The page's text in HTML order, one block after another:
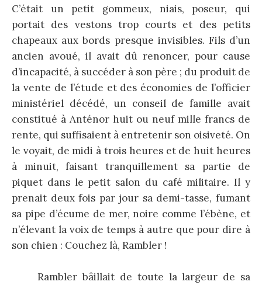
C’était un petit gommeux, niais, poseur, qui
portait des vestons trop courts et des petits
chapeaux aux bords presque invisibles. Fils d’un
ancien avoué, il avait dû renoncer, pour cause
d’incapacité, à succéder à son père ; du produit de
la vente de l’étude et des économies de l’officier
ministériel décédé, un conseil de famille avait
constitué à Anténor huit ou neuf mille francs de
rente, qui suffisaient à entretenir son oisiveté. On
le voyait, de midi à trois heures et de huit heures
à minuit, faisant tranquillement sa partie de
piquet dans le petit salon du café militaire. Il y
prenait deux fois par jour sa demi-tasse, fumant
sa pipe d’écume de mer, noire comme l’ébène, et
n’élevant la voix de temps à autre que pour dire à
son chien : Couchez là, Rambler !
Rambler bâillait de toute la largeur de sa